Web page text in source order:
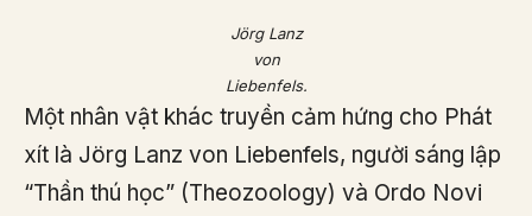
Jörg Lanz
von
Liebenfels.
Một nhân vật khác truyền cảm hứng cho Phát
xít là Jörg Lanz von Liebenfels, người sáng lập
“Thần thú học” (Theozoology) và Ordo Novi